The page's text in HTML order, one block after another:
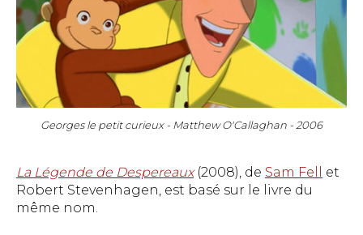
Georges le petit curieux - Matthew O'Callaghan - 2006
La Légende de Despereaux(2008), de Sam Fell
et
Robert Stevenhagen, est basé sur le livre du
même nom.